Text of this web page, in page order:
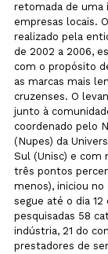
retomada de uma
empresas locais.
realizado pela
de 2002 a 2006,
com o propósito
as marcas mais
cruzenses. O
junto à
coordenado pelo
(Nupes) da
Sul (Unisc) e com
três pontos
menos), iniciou
segue até o dia
pesquisadas 58
indústria, 21 do
prestadores de